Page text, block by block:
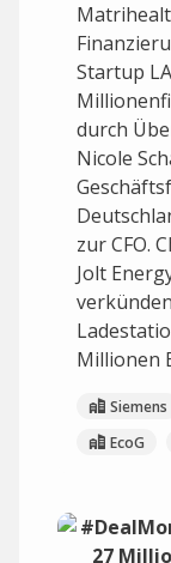
Startup
durch
Nicole
zur CFO.
Jolt
Millionen
Siemens
EcoG